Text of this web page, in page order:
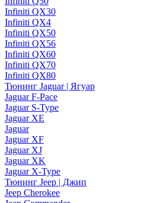
Infiniti QX30
Infiniti QX4
Infiniti QX50
Infiniti QX56
Infiniti QX60
Infiniti QX70
Infiniti QX80
Тюнинг Jaguar | Ягуар
Jaguar F-Pace
Jaguar S-Type
Jaguar XE
Jaguar
Jaguar XF
Jaguar XJ
Jaguar XK
Jaguar X-Type
Тюнинг Jeep | Джип
Jeep Cherokee